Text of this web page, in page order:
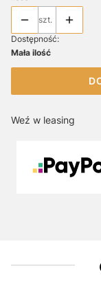
szt.
Dostępność:
Mała ilość
Weź w leasing